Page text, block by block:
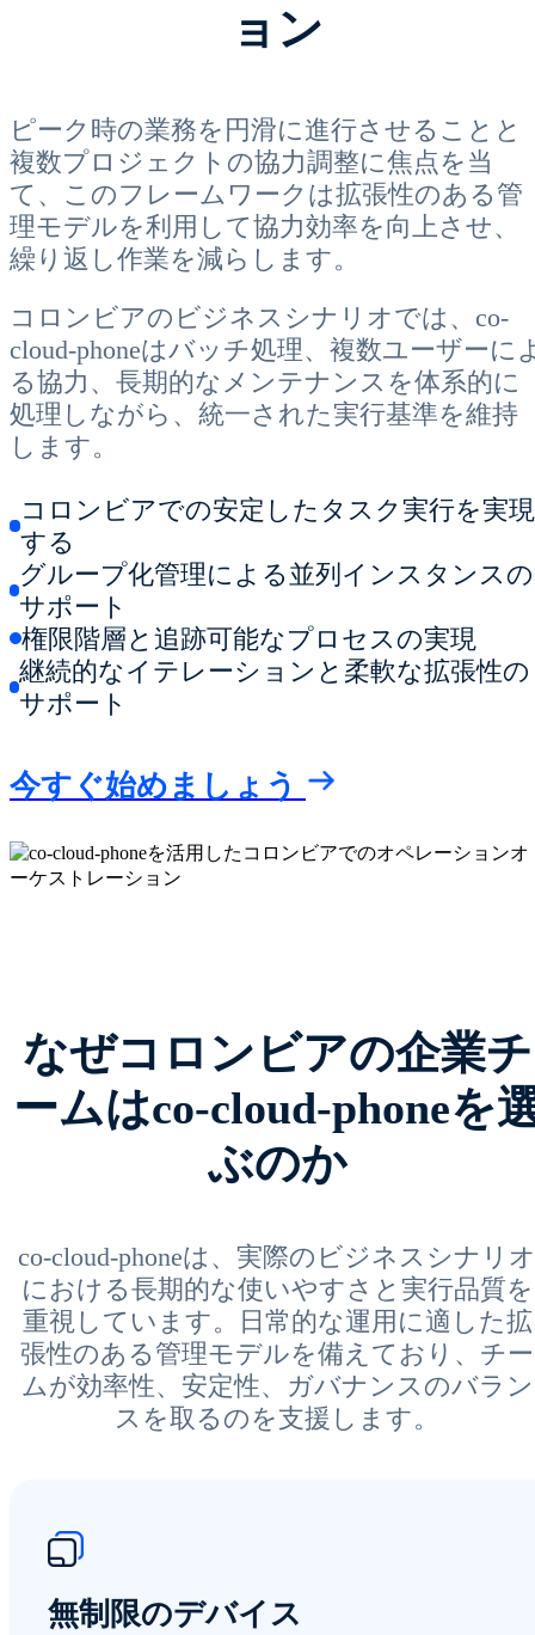
ョン
ピーク時の業務を円滑に進行させることと
複数プロジェクトの協力調整に焦点を当
て、このフレームワークは拡張性のある管
理モデルを利用して協力効率を向上させ、
繰り返し作業を減らします。
コロンビアのビジネスシナリオでは、co-
cloud-phoneはバッチ処理、複数ユーザーに
る協力、長期的なメンテナンスを体系的に
処理しながら、統一された実行基準を維持
します。
コロンビアでの安定したタスク実行を実現
する
グループ化管理による並列インスタンスの
サポート
権限階層と追跡可能なプロセスの実現
継続的なイテレーションと柔軟な拡張性の
サポート
今すぐ始めましょう
なぜコロンビアの企業チ
ームはco-cloud-phoneを
ぶのか
co-cloud-phoneは、実際のビジネスシナリオ
における長期的な使いやすさと実行品質を
重視しています。日常的な運用に適した拡
張性のある管理モデルを備えており、チー
ムが効率性、安定性、ガバナンスのバラン
スを取るのを支援します。
無制限のデバイス